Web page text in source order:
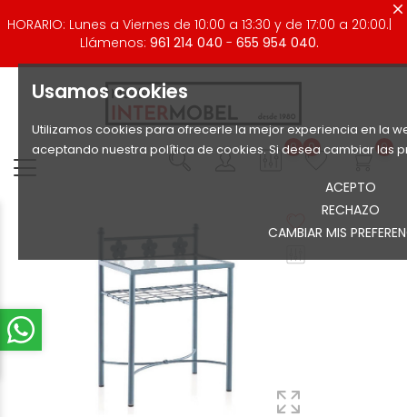
Usamos cookies
Utilizamos cookies para ofrecerle la mejor experiencia en la
aceptando nuestra política de cookies. Si desea cambiar las
ACEPTO
RECHAZO
CAMBIAR MIS
HORARIO: Lunes a Viernes de 10:00 a 13:30 y de 17:00 a 20:00.|
Llámenos: 961 214 040 - 655 954 040.
0 0 0